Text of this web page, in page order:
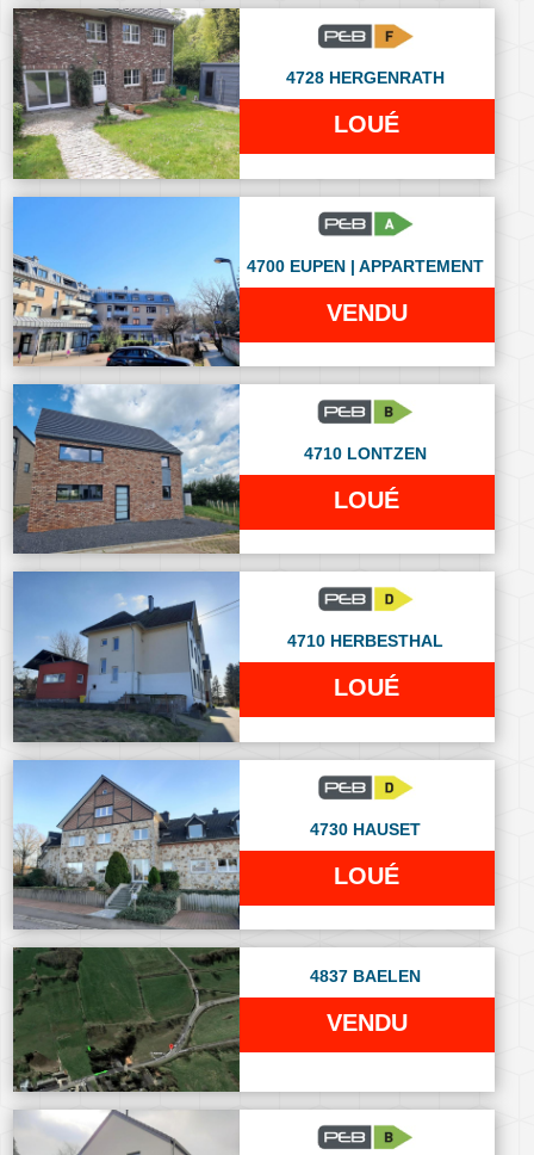
4728 HERGENRATH
LOUÉ
4700 EUPEN | APPARTEMENT
VENDU
4710 LONTZEN
LOUÉ
4710 HERBESTHAL
LOUÉ
4730 HAUSET
LOUÉ
4837 BAELEN
VENDU